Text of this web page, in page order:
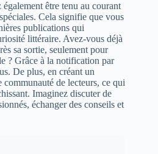
être tenu au courant
Cela signifie que vous
publications qui
littéraire. Avez-vous déjà
sa sortie, seulement pour
? Grâce à la notification par
De plus, en créant un
de lecteurs, ce qui
Imaginez discuter de
échanger des conseils et